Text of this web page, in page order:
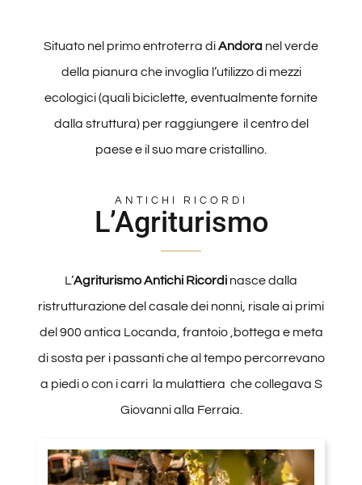
Situato nel primo entroterra diAndora nel verde
della pianura che invoglia l’utilizzo di mezzi
ecologici (quali biciclette, eventualmente fornite
dalla struttura) per raggiungere il centro del
paese e il suo mare cristallino.
ANTICHI RICORDI
L’Agriturismo
L’Agriturismo Antichi Ricordi nasce dalla
ristrutturazione del casale dei nonni, risale ai primi
del 900 antica Locanda, frantoio ,bottega e meta
di sosta per i passanti che al tempo percorrevano
a piedi o con i carri la mulattiera che collegava S
Giovanni alla Ferraia.